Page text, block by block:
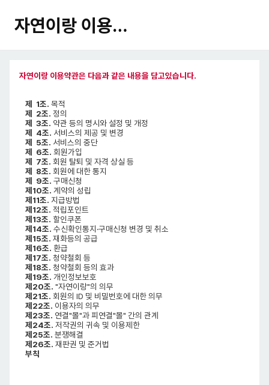
자연이랑 이용약관
자연이랑 이용약관은 다음과 같은 내용을 담고있습니다.
제 1조. 목적
제 2조. 정의
제 3조. 약관 등의 명시와 설정 및 개정
제 4조. 서비스의 제공 및 변경
제 5조. 서비스의 중단
제 6조. 회원가입
제 7조. 회원 탈퇴 및 자격 상실 등
제 8조. 회원에 대한 통지
제 9조. 구매신청
제10조. 계약의 성립
제11조. 지급방법
제12조. 적립포인트
제13조. 할인쿠폰
제14조. 수신확인통지·구매신청 변경 및 취소
제15조. 재화등의 공급
제16조. 환급
제17조. 청약철회 등
제18조. 청약철회 등의 효과
제19조. 개인정보보호
제20조. "자연이랑"의 의무
제21조. 회원의 ID 및 비밀번호에 대한 의무
제22조. 이용자의 의무
제23조. 연결"몰"과 피연결"몰" 간의 관계
제24조. 저작권의 귀속 및 이용제한
제25조. 분쟁해결
제26조. 재판권 및 준거법
부칙